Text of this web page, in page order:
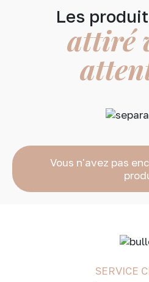
Les
attiré
Vous n'avez pas
SERVICE